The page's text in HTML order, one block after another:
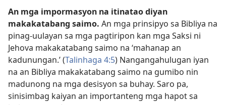
An mga impormasyon na itinatao diyan
makakatabang saimo. An mga prinsipyo sa Bibliya na
pinag-uulayan sa mga pagtiripon kan mga Saksi ni
Jehova makakatabang saimo na ‘mahanap an
kadunungan.’ (Talinhaga 4:5) Nangangahulugan iyan
na an Bibliya makakatabang saimo na gumibo nin
madunong na mga desisyon sa buhay. Saro pa,
sinisimbag kaiyan an importanteng mga hapot sa